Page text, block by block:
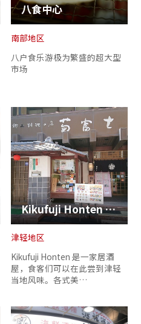
八食中心
南部地区
八户食乐游极为繁盛的超大型
市场
Kikufuji Honten 居酒屋
津轻地区
Kikufuji Honten 是一家居酒
屋，食客们可以在此尝到津轻
当地风味。各式美…